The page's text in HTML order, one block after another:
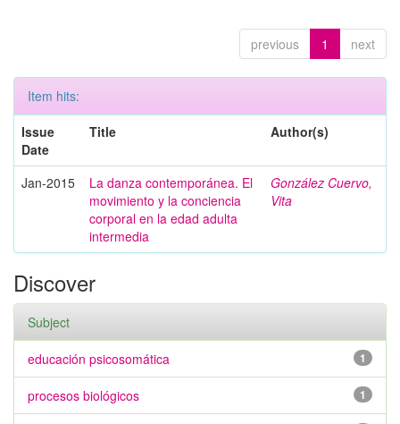
previous 1 next
Item hits:
Issue
Date
Title Author(s)
Jan-2015
La danza contemporánea. El
movimiento y la conciencia
corporal en la edad adulta
intermedia
González Cuervo,
Vita
Discover
Subject
1
educación psicosomática
1
procesos biológicos